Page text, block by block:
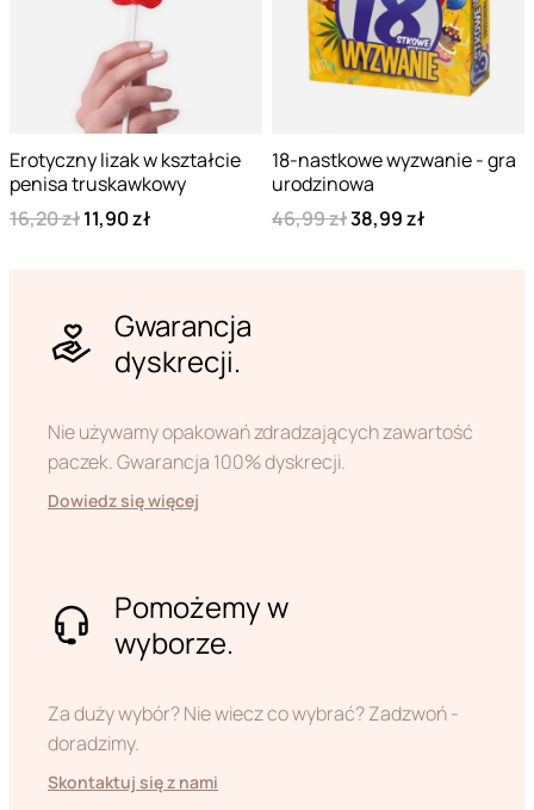
Erotyczny lizak w kształcie
penisa truskawkowy
16,20 zł11,90 zł
18-nastkowe wyzwanie - gra
urodzinowa
46,99 zł38,99 zł
Gwarancja
dyskrecji.
Nie używamy opakowań zdradzających zawartość
paczek. Gwarancja 100% dyskrecji.
Dowiedz się więcej
Pomożemy w
wyborze.
Za duży wybór? Nie wiecz co wybrać? Zadzwoń -
doradzimy.
Skontaktuj się z nami